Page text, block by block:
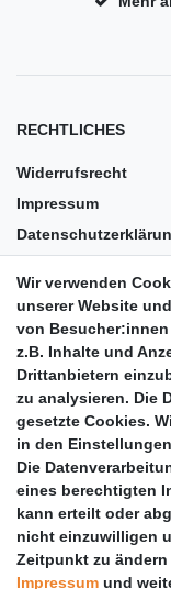
RECHTLICHES
Widerrufsrecht
Impressum
Barrierefreiheit
Anleitungen
Vertrag widerrufen
PARTNER
DHL
GLS
PaketPLUS
Wir verwenden
unserer Website
von Besucher:innen
z.B. Inhalte und
Drittanbietern
zu analysieren. Die
gesetzte Cookies.
in den
Die
eines berechtigten
kann erteilt oder
nicht einzuwilligen
Zeitpunkt zu
Impressum und